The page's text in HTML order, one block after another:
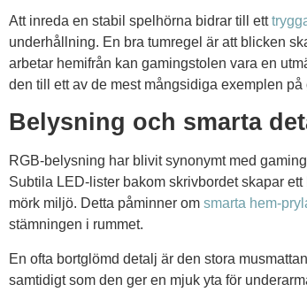
Att inreda en stabil spelhörna bidrar till ett
underhållning. En bra tumregel är att blicken
arbetar hemifrån kan gamingstolen vara en
den till ett av de mest mångsidiga exemplen på
Belysning och smarta
RGB-belysning har blivit synonymt med
Subtila LED-lister bakom skrivbordet skapar
mörk miljö. Detta påminner om smarta hem-
stämningen i rummet.
En ofta bortglömd detalj är den stora
samtidigt som den ger en mjuk yta för